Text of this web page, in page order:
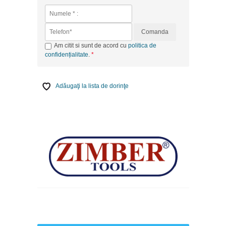
Comanda
Am citit si sunt de acord cu politica de
confidențialitate.
Adăugaţi la lista de dorinţe